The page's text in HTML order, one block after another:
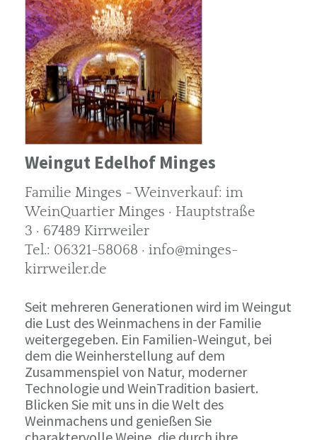
Weingut Edelhof Minges
Familie Minges - Weinverkauf: im
WeinQuartier Minges · Hauptstraße
3 · 67489 Kirrweiler
Tel.: 06321-58068 · info@minges-
kirrweiler.de
Seit mehreren Generationen wird im Weingut
die Lust des Weinmachens in der Familie
weitergegeben. Ein Familien-Weingut, bei
dem die Weinherstellung auf dem
Zusammenspiel von Natur, moderner
Technologie und WeinTradition basiert.
Blicken Sie mit uns in die Welt des
Weinmachens und genießen Sie